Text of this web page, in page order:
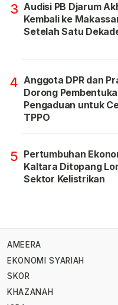
3 Audisi PB Djarum
Kembali ke
Setelah Satu
4 Anggota DPR dan
Dorong
Pengaduan untuk
TPPO
5 Pertumbuhan
Kaltara Ditopang
Sektor Kelistrikan
AMEERA
EKONOMI SYARIAH
SKOR
KHAZANAH